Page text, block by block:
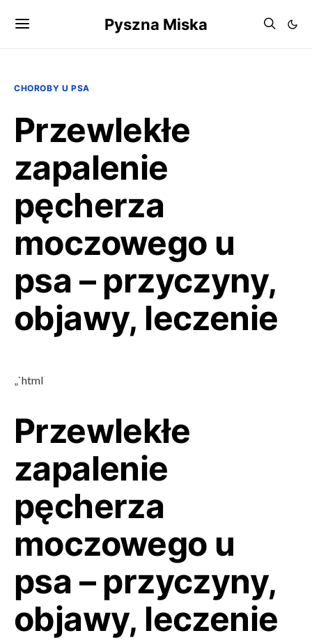
Pyszna Miska
CHOROBY U PSA
Przewlekłe
zapalenie
pęcherza
moczowego u
psa – przyczyny,
objawy, leczenie
„`html
Przewlekłe
zapalenie
pęcherza
moczowego u
psa – przyczyny,
objawy, leczenie